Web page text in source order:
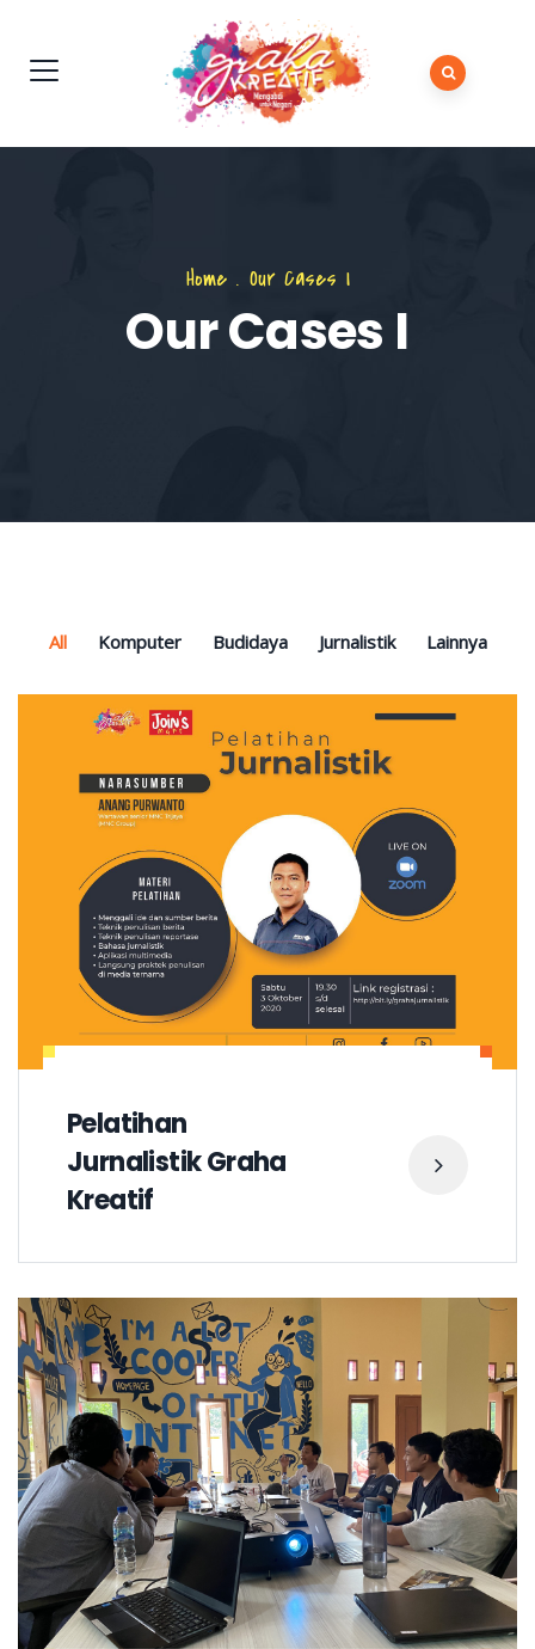
Home. Our Cases I
Our Cases I
All Komputer Budidaya Jurnalistik Lainnya
Pelatihan
Jurnalistik Graha
Kreatif